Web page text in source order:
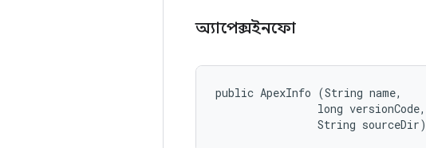
অ্যাপেক্সইনফো
public ApexInfo (String name,
                long versionCode,
                String sourceDir)